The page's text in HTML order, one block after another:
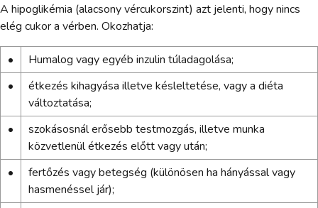
A hipoglikémia (alacsony vércukorszint) azt jelenti, hogy nincs
elég cukor a vérben. Okozhatja:
•
Humalog vagy egyéb inzulin túladagolása;
•
étkezés kihagyása illetve késleltetése, vagy a diéta
változtatása;
•
szokásosnál erősebb testmozgás, illetve munka
közvetlenül étkezés előtt vagy után;
•
fertőzés vagy betegség (különösen ha hányással vagy
hasmenéssel jár);